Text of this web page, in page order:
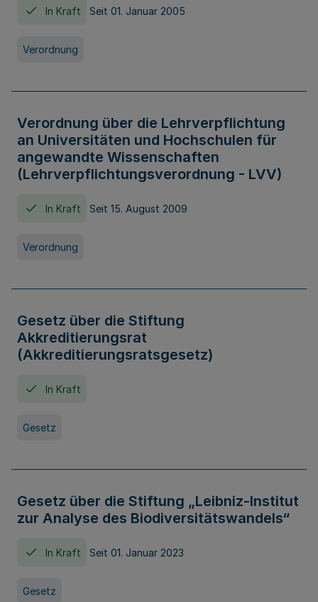
In Kraft Seit 01. Januar 2005
Verordnung
Verordnung über die Lehrverpflichtung
an Universitäten und Hochschulen für
angewandte Wissenschaften
(Lehrverpflichtungsverordnung - LVV)
In Kraft Seit 15. August 2009
Verordnung
Gesetz über die Stiftung
Akkreditierungsrat
(Akkreditierungsratsgesetz)
In Kraft
Gesetz
Gesetz über die Stiftung „Leibniz-Institut
zur Analyse des Biodiversitätswandels“
In Kraft Seit 01. Januar 2023
Gesetz